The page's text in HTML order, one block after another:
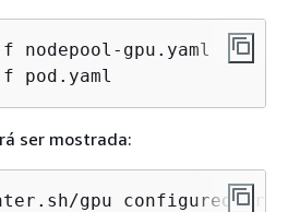
gpu.yaml
pod.yaml
ser mostrada:
gpu configured